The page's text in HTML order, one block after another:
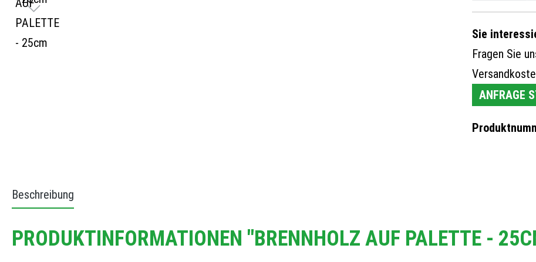
Sie
Fragen Sie
ANFRAGE
Beschreibung
PRODUKTINFORMATIONEN "BRENNHOLZ AUF PALETTE -